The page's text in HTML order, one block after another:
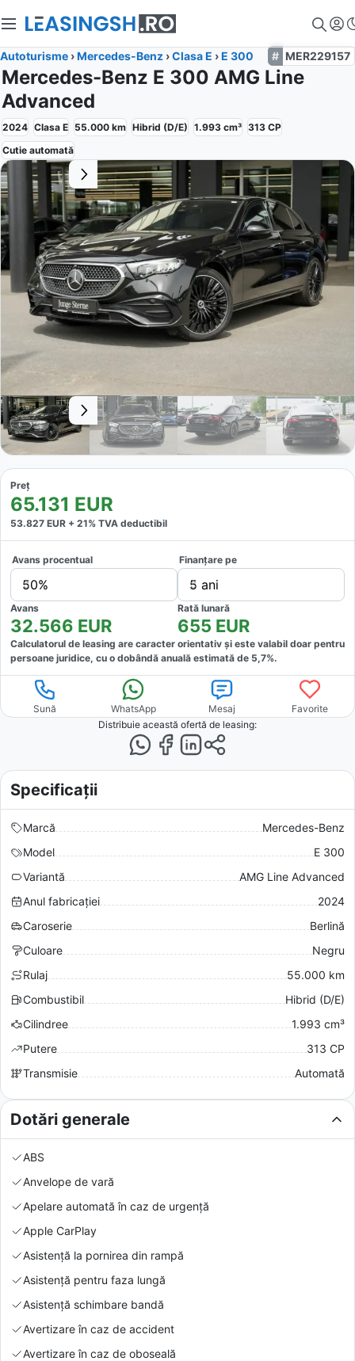
Autoturisme ›Mercedes-Benz ›Clasa E ›E 300 MER229157
Mercedes-Benz E 300 AMG Line
Advanced
2024 Clasa E 55.000 km Hibrid (D/E) 1.993 cm³ 313 CP
Cutie automată
Preț
65.131 EUR
53.827 EUR + 21% TVA deductibil
Avans procentual
50%
Finanțare pe
5 ani
Avans
32.566 EUR
Rată lunară
655 EUR
Calculatorul de leasing are caracter orientativ și este valabil doar pentru
persoane juridice, cu o dobândă anuală estimată de 5,7%.
Sună WhatsApp Mesaj
Favorite
Distribuie această ofertă de leasing:
Specificații
Marcă
Mercedes-Benz
Model
E 300
Variantă
AMG Line Advanced
Anul fabricației
2024
Caroserie
Berlină
Culoare
Negru
Rulaj
55.000 km
Combustibil
Hibrid (D/E)
Cilindree
1.993 cm³
Putere
313 CP
Transmisie
Automată
Dotări generale
ABS
Anvelope de vară
Apelare automată în caz de urgență
Apple CarPlay
Asistență la pornirea din rampă
Asistență pentru faza lungă
Asistență schimbare bandă
Avertizare în caz de accident
Avertizare în caz de oboseală